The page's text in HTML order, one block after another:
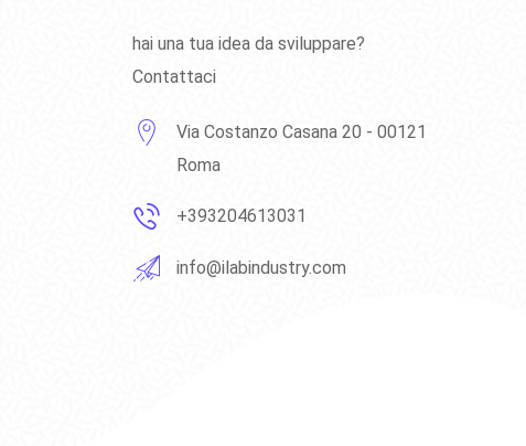
hai una tua idea da sviluppare?
Contattaci
Via Costanzo Casana 20 - 00121
Roma
+393204613031
info@ilabindustry.com